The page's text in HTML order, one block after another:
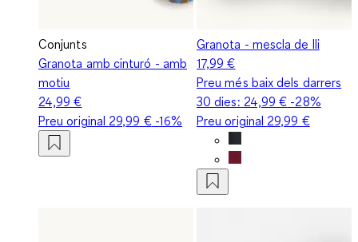
Conjunts
Granota amb cinturó - amb
motiu
24,99 €
Preu original 29,99 €-16%
Granota - mescla de lli
17,99 €
Preu més baix dels darrers
30 dies: 24,99 € -28%
Preu original 29,99 €